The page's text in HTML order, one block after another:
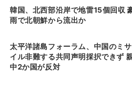
韓国、北西部沿岸で地雷15個回収
雨で北朝鮮から流出か
太平洋諸島フォーラム、中国のミサ
イル非難する共同声明採択できず
中2か国が反対